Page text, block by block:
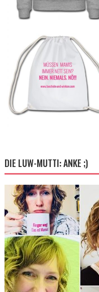
DIE LUW-MUTTI: ANKE ;)